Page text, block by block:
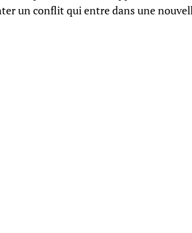
un conflit qui entre dans une